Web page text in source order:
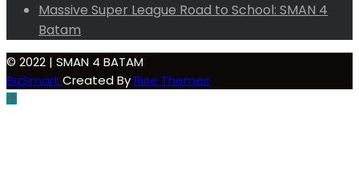
Massive Super League Road to School: SMAN 4
Batam
© 2022 | SMAN 4 BATAM
BizSmart Created ByRise Themes